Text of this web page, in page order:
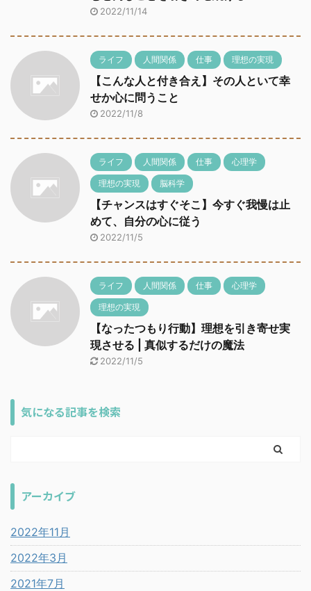
2022/11/14
ライフ 人間関係 仕事 理想の実現
【こんな人と付き合え】その人といて幸
せか心に問うこと
2022/11/8
ライフ 人間関係 仕事 心理学
理想の実現 脳科学
【チャンスはすぐそこ】今すぐ我慢は止
めて、自分の心に従う
2022/11/5
ライフ 人間関係 仕事 心理学
理想の実現
【なったつもり行動】理想を引き寄せ実
現させる | 真似するだけの魔法
2022/11/5
気になる記事を検索
アーカイブ
2022年11月
2022年3月
2021年7月